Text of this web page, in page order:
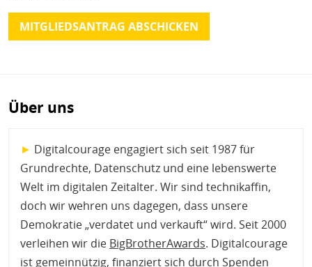
Über uns
► Digitalcourage engagiert sich seit 1987 für
Grundrechte, Datenschutz und eine lebenswerte
Welt im digitalen Zeitalter. Wir sind technikaffin,
doch wir wehren uns dagegen, dass unsere
Demokratie „verdatet und verkauft“ wird. Seit 2000
verleihen wir die BigBrotherAwards. Digitalcourage
ist gemeinnützig, finanziert sich durch Spenden